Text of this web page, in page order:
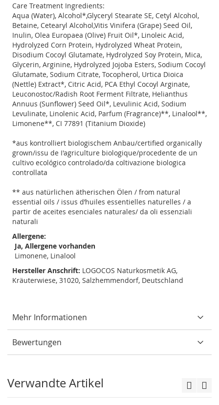
Care Treatment Ingredients:
Aqua (Water), Alcohol*,Glyceryl Stearate SE, Cetyl Alcohol,
Betaine, Cetearyl Alcohol,Vitis Vinifera (Grape) Seed Oil,
Inulin, Olea Europaea (Olive) Fruit Oil*, Linoleic Acid,
Hydrolyzed Corn Protein, Hydrolyzed Wheat Protein,
Disodium Cocoyl Glutamate, Hydrolyzed Soy Protein, Mica,
Glycerin, Arginine, Hydrolyzed Jojoba Esters, Sodium Cocoyl
Glutamate, Sodium Citrate, Tocopherol, Urtica Dioica
(Nettle) Extract*, Citric Acid, PCA Ethyl Cocoyl Arginate,
Leuconostoc/Radish Root Ferment Filtrate, Helianthus
Annuus (Sunflower) Seed Oil*, Levulinic Acid, Sodium
Levulinate, Linolenic Acid, Parfum (Fragrance)**, Linalool**,
Limonene**, CI 77891 (Titanium Dioxide)
*aus kontrolliert biologischem Anbau/certified organically
grown/issu de I'agriculture biologique/procedente de un
cultivo ecológico controlado/da coltivazione biologica
controllata
** aus natürlichen ätherischen Ölen / from natural
essential oils / issus d’huiles essentielles naturelles / a
partir de aceites esenciales naturales/ da oli essenziali
naturali
Allergene:
Ja, Allergene vorhanden
Limonene, Linalool
Hersteller Anschrift: LOGOCOS Naturkosmetik AG,
Kräuterwiese, 31020, Salzhemmendorf, Deutschland
Mehr Informationen
Bewertungen
Verwandte Artikel